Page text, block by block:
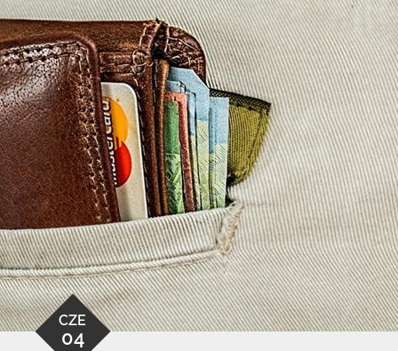
CZE
04